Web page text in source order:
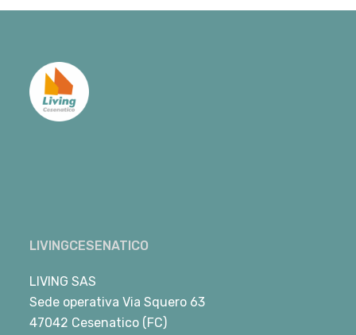
LIVINGCESENATICO
LIVING SAS
Sede operativa Via Squero 63
47042 Cesenatico (FC)